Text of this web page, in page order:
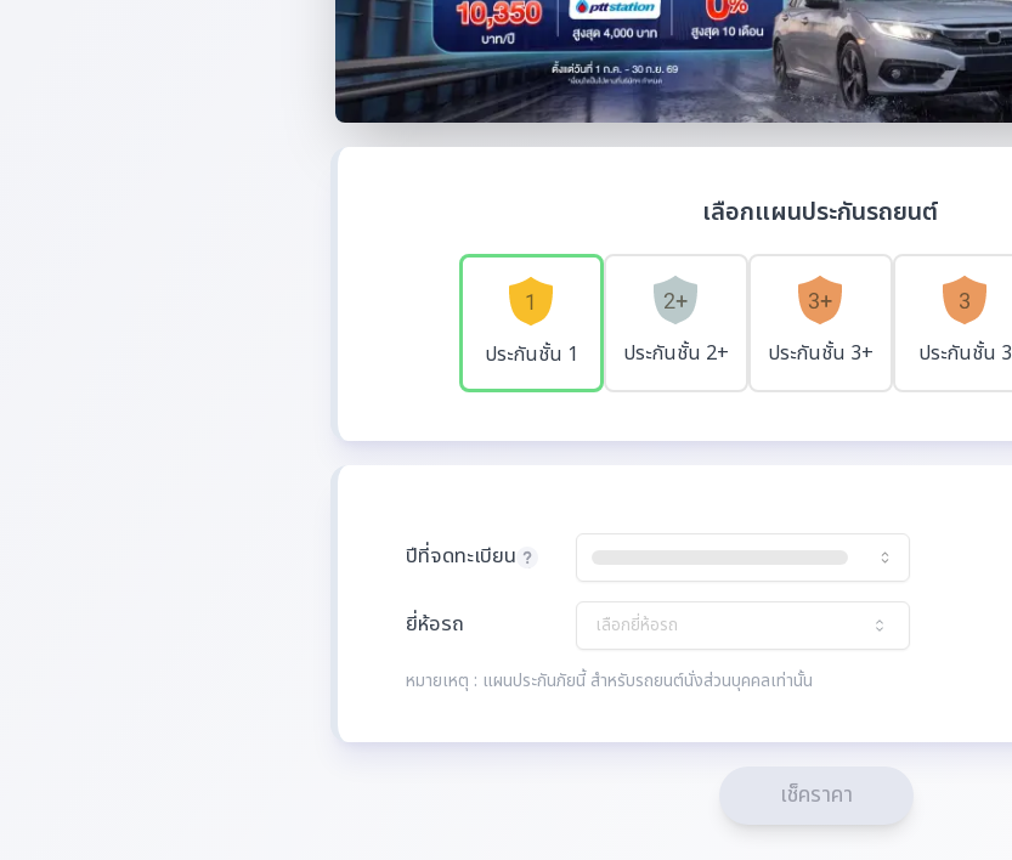
เลือกแผนประกันรถยนต์
ประกันชั้น 1 ประกันชั้น 2+ ประกันชั้น 3+ ประกันชั้น 3
ปีที่จดทะเบียน
ยี่ห้อรถ เลือกยี่ห้อรถ
หมายเหตุ : แผนประกันภัยนี้ สำหรับรถยนต์นั่งส่วนบุคคลเท่านั้น
เช็คราคา